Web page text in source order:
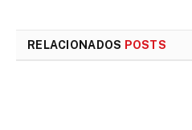
RELACIONADOS POSTS